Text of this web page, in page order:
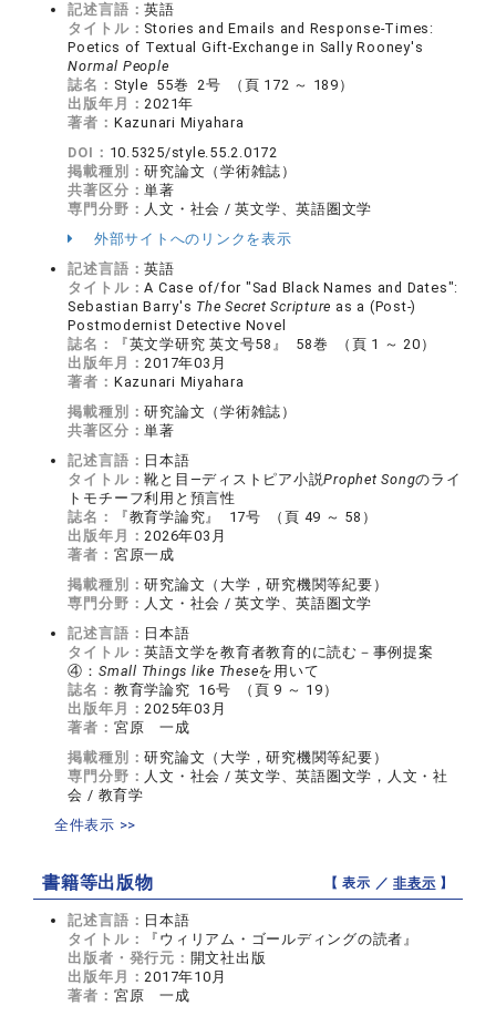
記述言語：英語
タイトル： Stories and Emails and Response-Times:
Poetics of Textual Gift-Exchange in Sally Rooney's
Normal People
誌名： Style 55巻 2号 （頁 172 ～ 189）
出版年月：2021年
著者： Kazunari Miyahara
DOI： 10.5325/style.55.2.0172
掲載種別：研究論文（学術雑誌）
共著区分：単著
専門分野： 人文・社会 / 英文学、英語圏文学
外部サイトへのリンクを表示
記述言語：英語
タイトル：A Case of/for "Sad Black Names and Dates":
Sebastian Barry's The Secret Scripture as a (Post-)
Postmodernist Detective Novel
誌名：
『英文学研究 英文号58』 58巻 （頁 1 ～ 20）
出版年月：2017年03月
著者： Kazunari Miyahara
掲載種別：研究論文（学術雑誌）
共著区分：単著
記述言語： 日本語
タイトル：靴と目―ディストピア小説Prophet Songのライ
トモチーフ利用と預言性
誌名：
『教育学論究』 17号 （頁 49 ～ 58）
出版年月：2026年03月
著者： 宮原一成
掲載種別：研究論文（大学，研究機関等紀要）
専門分野： 人文・社会 / 英文学、英語圏文学
記述言語： 日本語
タイトル：英語文学を教育者教育的に読む－事例提案
④： Small Things like Theseを用いて
誌名： 教育学論究 16号 （頁 9 ～ 19）
出版年月：2025年03月
著者： 宮原 一成
掲載種別：研究論文（大学，研究機関等紀要）
専門分野： 人文・社会 / 英文学、英語圏文学，人文・社
会 / 教育学
全件表示 >>
書籍等出版物 【 表示 ／非表示 】
記述言語： 日本語
タイトル：
『ウィリアム・ゴールディングの読者』
出版者・発行元： 開文社出版
出版年月：2017年10月
著者： 宮原 一成